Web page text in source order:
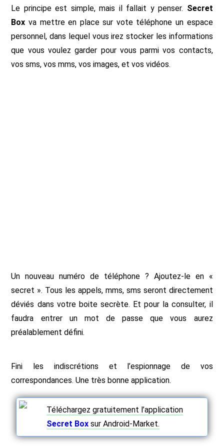
Le principe est simple, mais il fallait y penser. Secret
Box va mettre en place sur vote téléphone un espace
personnel, dans lequel vous irez stocker les informations
que vous voulez garder pour vous parmi vos contacts,
vos sms, vos mms, vos images, et vos vidéos.
Un nouveau numéro de téléphone ? Ajoutez-le en «
secret ». Tous les appels, mms, sms seront directement
déviés dans votre boite secrète. Et pour la consulter, il
faudra entrer un mot de passe que vous aurez
préalablement défini.
Fini les indiscrétions et l’espionnage de vos
correspondances. Une très bonne application.
Téléchargez gratuitement l’application
Secret Box sur Android-Market.